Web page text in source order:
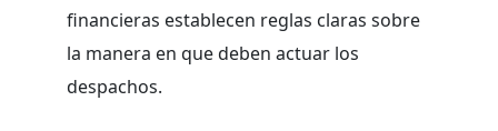
financieras establecen reglas claras sobre
la manera en que deben actuar los
despachos.